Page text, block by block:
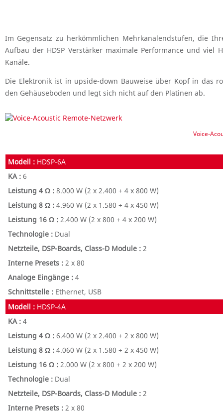
Im Gegensatz zu herkömmlichen Mehrkanalendstufen, die
Aufbau der HDSP Verstärker maximale Performance und
Kanäle.
Die Elektronik ist in upside-down Bauweise über Kopf in das
den Gehäuseboden und legt sich nicht auf den Platinen ab.
Voice-
HDSP-6A
6
8.000 W (2 x 2.400 + 4 x 800 W)
4.960 W (2 x 1.580 + 4 x 450 W)
2.400 W (2 x 800 + 4 x 200 W)
Dual
2
2 x 80
4
Ethernet, USB
HDSP-4A
4
6.400 W (2 x 2.400 + 2 x 800 W)
4.060 W (2 x 1.580 + 2 x 450 W)
2.000 W (2 x 800 + 2 x 200 W)
Dual
2
2 x 80